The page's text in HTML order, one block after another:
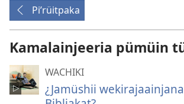
Piʼrüitpaka
Kamalainjeeria pümüin
WACHIKI
¿Jamüshii